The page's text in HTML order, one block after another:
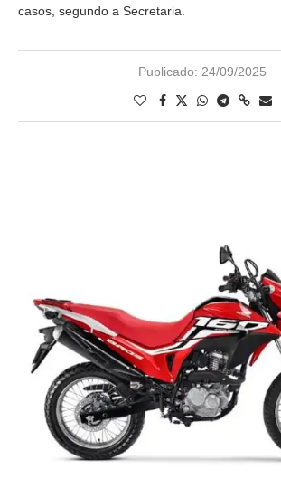
casos, segundo a Secretaria.
Publicado: 24/09/2025